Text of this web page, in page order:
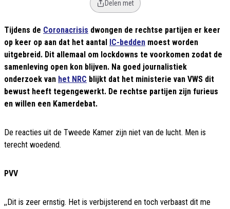
Delen met
Tijdens de Coronacrisis dwongen de rechtse partijen er keer
op keer op aan dat het aantal
IC-bedden moest worden
uitgebreid. Dit allemaal om lockdowns te voorkomen zodat de
samenleving open kon blijven. Na goed journalistiek
onderzoek van het NRC blijkt dat het ministerie van VWS dit
bewust heeft tegengewerkt. De rechtse partijen zijn furieus
en willen een Kamerdebat.
De reacties uit de Tweede Kamer zijn niet van de lucht. Men is
terecht woedend.
PVV
,,Dit is zeer ernstig. Het is verbijsterend en toch verbaast dit me